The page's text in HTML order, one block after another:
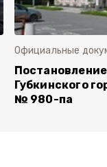
Официальные
Губкинского
№ 980-па